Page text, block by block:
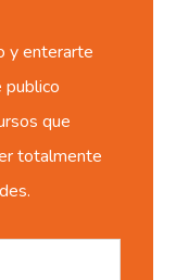
y enterarte
que
totalmente